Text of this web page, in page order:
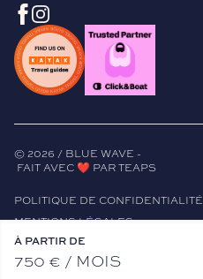
À PARTIR DE
750 € / MOIS
©2026 / BLUE WAVE -
FAIT AVEC ❤️ PAR TEAPS
POLITIQUE DE CONFIDENTIALITÉ
MENTIONS LÉGALES
CGV
GESTION DES COOKIES